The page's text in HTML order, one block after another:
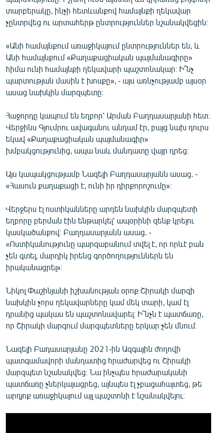
տարբերակը, ինչի հետևանքով համայնքի ղեկավար
չընտրվեց ու արտահերթ ընտրություններ նշանակվեցին։
«Անի համայնքում առաջիկայում ընտրություններ են, և
Անի համայնքում «Քաղաքացիական պայմանագիրը»
հիմա ունի համայնքի ղեկավարի պաշտոնակար։ Ի՞նչ
պարտության մասին է խոսքը», - այս առնչությամբ այսօր
ասաց նախկին մարզպետը։
Հաջորդը կապում են եղբոր՝ Արման Բաղդասարյանի հետ։
Վերջինս Գյումրու ավագանու անդամ էր, բայց նախ դուրս
եկավ «Քաղաքացիական պայմանագիր»
խմբակցությունից, ապա նաև մանդատը վայր դրեց։
Այս կապակցությամբ Նազելի Բաղդասարյանն ասաց. -
«Հասուն քաղաքացի է, ունի իր դիրքորոշումը»։
Վերջերս էլ ոստիկանները արդեն նախկին մարզպետի
եղբորը բերման էին ենթարկել՝ ապօրինի զենք կրելու
կասկածանքով։ Բաղդասարյանն ասաց. -
«Ոստիկանությունը պարզաբանում տվել է, որ որևէ բան
չեն գտել, մարդիկ իրենց գործողություններն են
իրականացրել»։
Նիկոլ Փաշինյանի իշխանության օրոք Շիրակի մարզի
նախկին չորս ղեկավարները կամ մեկ տարի, կամ էլ
դրանից պակաս են պաշտոնավարել։ Ի՞նչն է պատճառը,
որ Շիրակի մարզում մարզպետները երկար չեն մնում։
Նազելի Բադասարյանը 2021-ին Ազգային ժողովի
պատգամավորի մանդատից հրաժարվեց ու Շիրակի
մարզպետ նշանակվեց։ Նա ինչպես հրաժարականի
պատճառը չներկայացրեց, այնպես էլ չբացահայտեց, թե
արդյոք առաջիկայում այլ պաշտոնի է նշանակվելու։